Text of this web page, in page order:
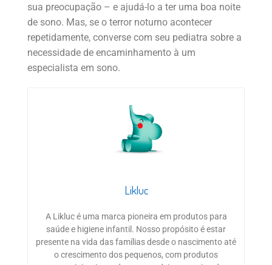
sua preocupação – e ajudá-lo a ter uma boa noite
de sono. Mas, se o terror noturno acontecer
repetidamente, converse com seu pediatra sobre a
necessidade de encaminhamento à um
especialista em sono.
Likluc
A Likluc é uma marca pioneira em produtos para
saúde e higiene infantil. Nosso propósito é estar
presente na vida das famílias desde o nascimento até
o crescimento dos pequenos, com produtos